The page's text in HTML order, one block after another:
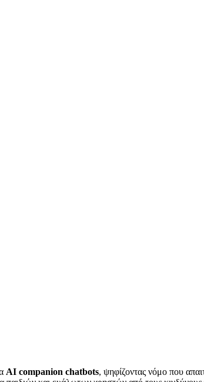
AI companion chatbots, ψηφίζοντας νόμο που